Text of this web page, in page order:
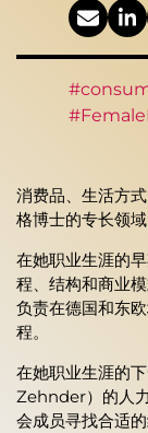
消费品、生活方
格博士的专长领
在她职业生涯的
程、结构和商业
负责在德国和东
程。
在她职业生涯的
Zehnder）的人
会成员寻找合适